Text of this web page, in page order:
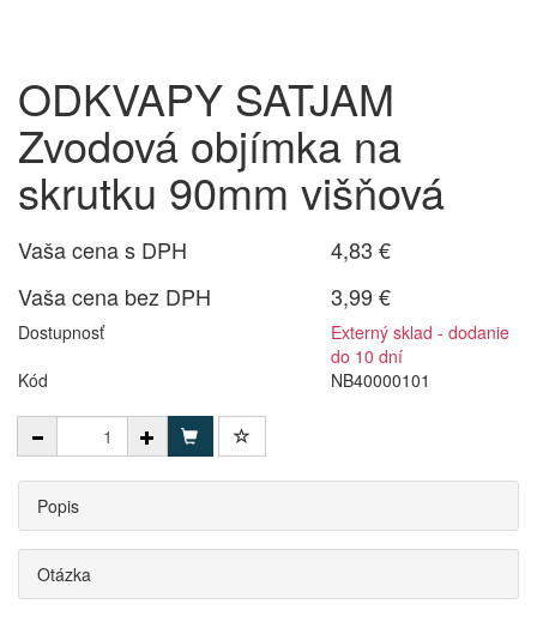
ODKVAPY SATJAM
Zvodová objímka na
skrutku 90mm višňová
Vaša cena s DPH
4,83 €
Vaša cena bez DPH
3,99 €
Dostupnosť
Externý sklad - dodanie
do 10 dní
Kód
NB40000101
Popis
Otázka